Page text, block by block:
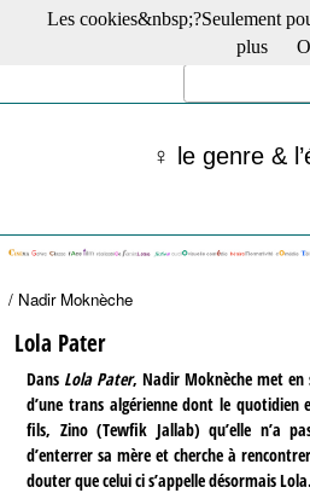
☰ Menu
Films récents
Films -TV/plates-formes
Archives
S’abonner à la Lettre !
♀ le genre &
/ Nadir Moknèche
Lola Pater
Dans Lola Pater, Nadir Moknèche met en
d’une trans algérienne dont le quotidien
fils, Zino (Tewfik Jallab) qu’elle n’a
d’enterrer sa mère et cherche à
douter que celui ci s’appelle désormais Lola.
Les cookies&nbsp;?Seulement
plus